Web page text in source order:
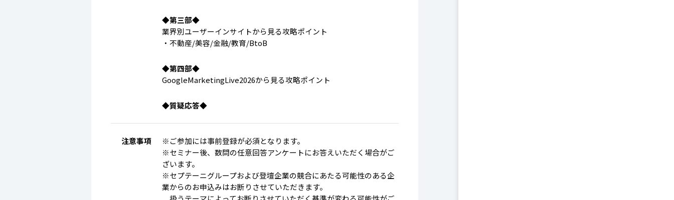
◆第三部◆
業界別ユーザーインサイトから見る攻略ポイント
・不動産/美容/金融/教育/BtoB
◆第四部◆
GoogleMarketingLive2026から見る攻略ポイント
◆質疑応答◆
注意事項
※ご参加には事前登録が必須となります。
※セミナー後、数問の任意回答アンケートにお答えいただく場合がご
ざいます。
※セプテーニグループおよび登壇企業の競合にあたる可能性のある企
業からのお申込みはお断りさせていただきます。